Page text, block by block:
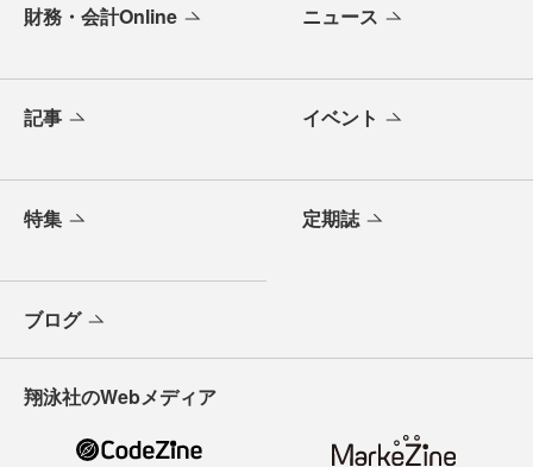
財務・会計Online ニュース
記事 イベント
特集 定期誌
ブログ
翔泳社のWebメディア